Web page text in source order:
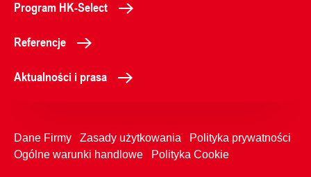
Program HK-Select
Referencje
Aktualności i prasa
Dane Firmy Zasady użytkowania
Polityka prywatności
Ogólne warunki handlowe
Polityka Cookie